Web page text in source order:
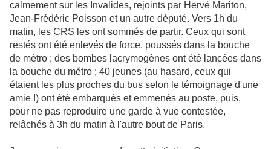
calmement sur les Invalides, rejoints par Hervé Mariton,
Jean-Frédéric Poisson et un autre député. Vers 1h du
matin, les CRS les ont sommés de partir. Ceux qui sont
restés ont été enlevés de force, poussés dans la bouche
de métro ; des bombes lacrymogènes ont été lancées dans
la bouche du métro ; 40 jeunes (au hasard, ceux qui
étaient les plus proches du bus selon le témoignage d'une
amie !) ont été embarqués et emmenés au poste, puis,
pour ne pas reproduire une garde à vue contestée,
relâchés à 3h du matin à l'autre bout de Paris.